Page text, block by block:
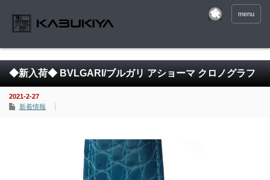
menu
◆新入荷◆ BVLGARI/ブルガリ アショーマ クロノグラフ
2021-2-27
新着情報